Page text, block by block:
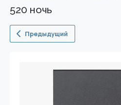
520 ночь
Предыдущий